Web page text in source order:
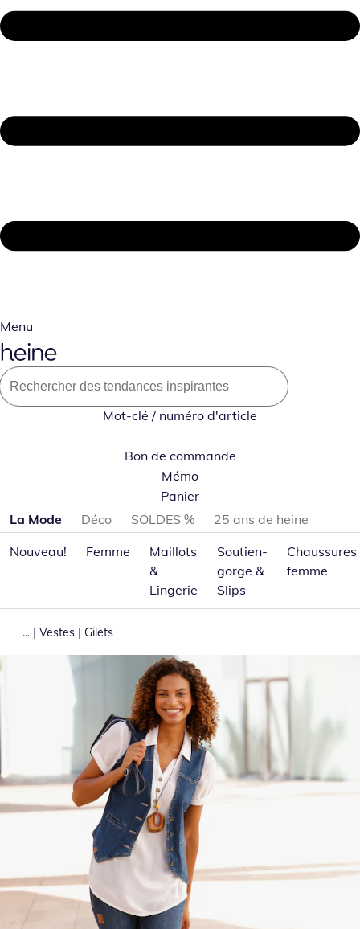
Menu
Mot-clé / numéro d'article
Bon de commande
Mémo
Panier
Passer les catégories de produits
La Mode Déco SOLDES %
25 ans de heine
Nouveau!
Femme
Maillots
&
Lingerie
Soutien-
gorge &
Slips
Chaussures
femme
... | Vestes | Gilets